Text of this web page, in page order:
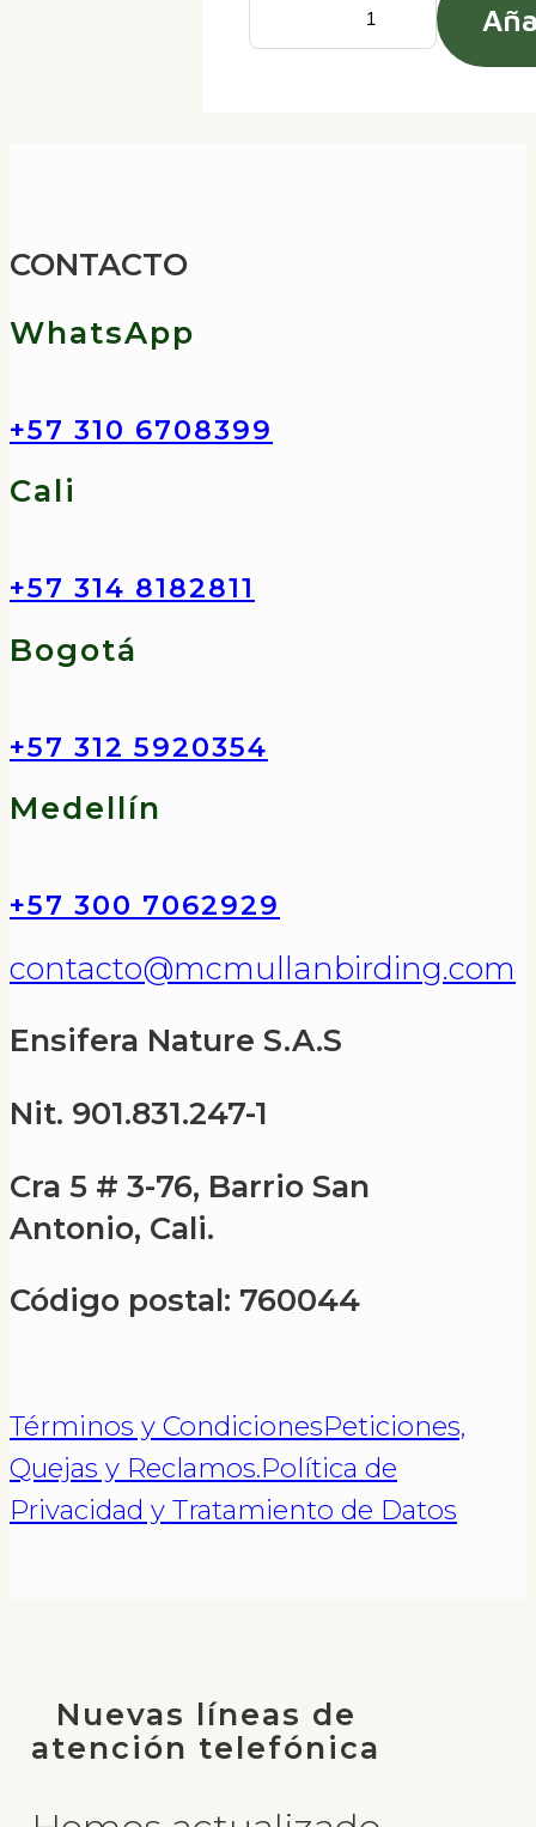
Cámara
CONTACTO
WhatsApp
+57 310 6708399
Cali
+57 314 8182811
Bogotá
+57 312 5920354
Medellín
+57 300 7062929
contacto@mcmullanbirding.com
Ensifera Nature S.A.S
Nit. 901.831.247-1
Cra 5 # 3-76, Barrio San
Antonio, Cali.
Código postal: 760044
Términos y CondicionesPeticiones,
Quejas y Reclamos.Política de
Privacidad y Tratamiento de Datos
Nuevas líneas de
atención telefónica